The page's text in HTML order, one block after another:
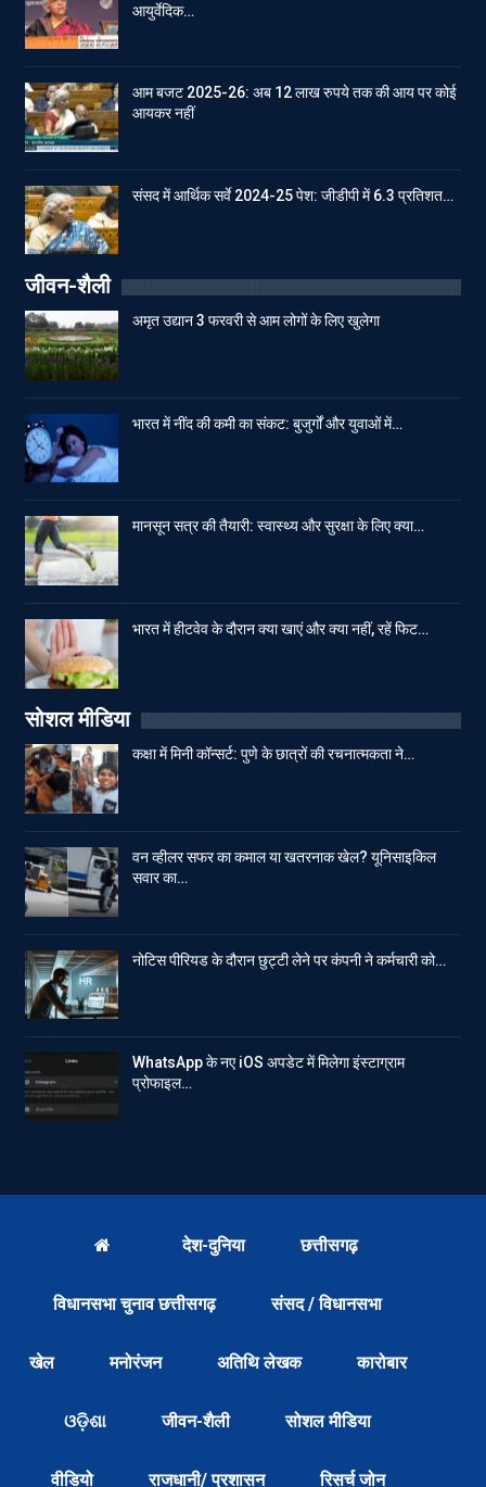
आयुर्वेदिक…
आम बजट 2025-26: अब 12 लाख रुपये तक की आय पर कोई
आयकर नहीं
संसद में आर्थिक सर्वे 2024-25 पेश: जीडीपी में 6.3 प्रतिशत…
जीवन-शैली
अमृत उद्यान 3 फरवरी से आम लोगों के लिए खुलेगा
भारत में नींद की कमी का संकट: बुजुर्गों और युवाओं में…
मानसून सत्र की तैयारी: स्वास्थ्य और सुरक्षा के लिए क्या…
भारत में हीटवेव के दौरान क्या खाएं और क्या नहीं, रहें फिट…
सोशल मीडिया
कक्षा में मिनी कॉन्सर्ट: पुणे के छात्रों की रचनात्मकता ने…
वन व्हीलर सफर का कमाल या खतरनाक खेल? यूनिसाइकिल
सवार का…
नोटिस पीरियड के दौरान छुट्टी लेने पर कंपनी ने कर्मचारी को…
WhatsApp के नए iOS अपडेट में मिलेगा इंस्टाग्राम
प्रोफाइल…
देश-दुनिया छत्तीसगढ़
विधानसभा चुनाव छत्तीसगढ़ संसद / विधानसभा
खेल मनोरंजन अतिथि लेखक कारोबार
ଓଡ଼ିଶା जीवन-शैली सोशल मीडिया
वीडियो राजधानी/ प्रशासन रिसर्च जोन